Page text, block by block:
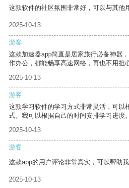
这款软件的社区氛围非常好，可以与其他
2025-10-13
游客
这款加速器app简直是居家旅行必备神器
作办公，都能畅享高速网络，再也不用担
2025-10-13
游客
这款学习软件的学习方式非常灵活，可以
式。我可以根据自己的时间安排学习进度。
2025-10-13
游客
这款app的用户评论非常真实，可以帮助
2025-10-13